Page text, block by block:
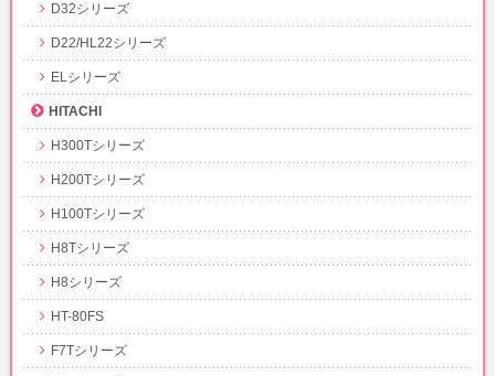
D32シリーズ
D22/HL22シリーズ
ELシリーズ
HITACHI
H300Tシリーズ
H200Tシリーズ
H100Tシリーズ
H8Tシリーズ
H8シリーズ
HT-80FS
F7Tシリーズ